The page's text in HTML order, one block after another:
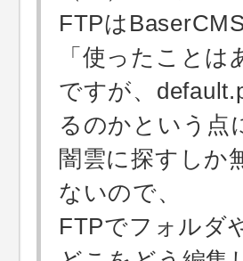
FTPは
「使ったこと
ですが、
るのかという点
闇雲に探すしか
ないので、
FTPでフォルダ